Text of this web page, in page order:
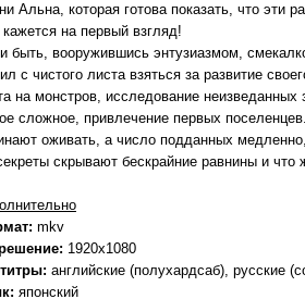
Альна, которая готова показать, что эти
на первый взгляд!
быть, вооружившись энтузиазмом,
с чистого листа взяться за развитие
на монстров, исследование неизведанных
сложное, привлечение первых
оживать, а число подданных
скрывают бескрайние равнины и
mkv
1920x1080
английские (полухардсаб), русские
японский